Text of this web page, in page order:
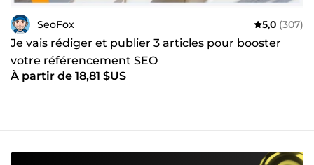
SeoFox 5,0 (307)
Je vais rédiger et publier 3 articles pour booster
votre référencement SEO
À partir de 18,81 $US